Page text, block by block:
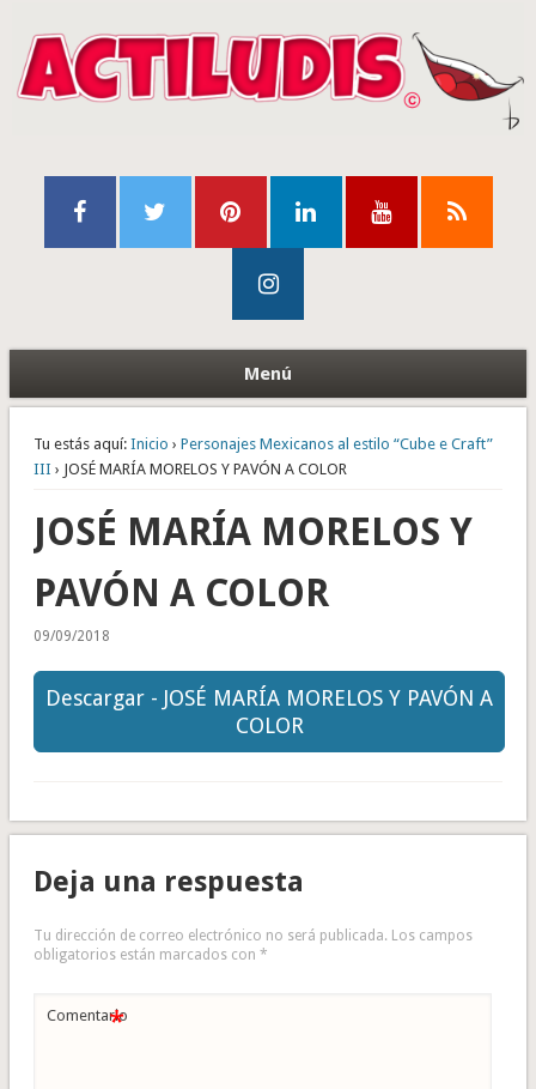
Menú
Tu estás aquí: Inicio › Personajes Mexicanos al estilo “Cube e Craft”
III › JOSÉ MARÍA MORELOS Y PAVÓN A COLOR
JOSÉ MARÍA MORELOS Y
PAVÓN A COLOR
09/09/2018
Descargar - JOSÉ MARÍA MORELOS Y PAVÓN A
COLOR
Deja una respuesta
Tu dirección de correo electrónico no será publicada. Los campos
obligatorios están marcados con *
Comentario
*